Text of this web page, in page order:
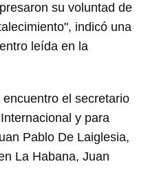
su voluntad de
indicó una
leída en la
el secretario
y para
Pablo De Laiglesia,
La Habana, Juan